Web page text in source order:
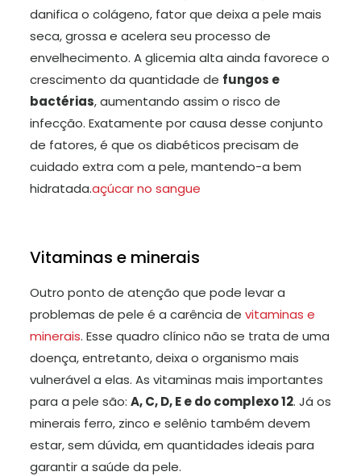
danifica o colágeno, fator que deixa a pele mais
seca, grossa e acelera seu processo de
envelhecimento. A glicemia alta ainda favorece o
crescimento da quantidade de fungos e
bactérias, aumentando assim o risco de
infecção. Exatamente por causa desse conjunto
de fatores, é que os diabéticos precisam de
cuidado extra com a pele, mantendo-a bem
hidratada.açúcar no sangue
Vitaminas e minerais
Outro ponto de atenção que pode levar a
problemas de pele é a carência de vitaminas e
minerais. Esse quadro clínico não se trata de uma
doença, entretanto, deixa o organismo mais
vulnerável a elas. As vitaminas mais importantes
para a pele são: A, C, D, E e do complexo 12. Já os
minerais ferro, zinco e selênio também devem
estar, sem dúvida, em quantidades ideais para
garantir a saúde da pele.